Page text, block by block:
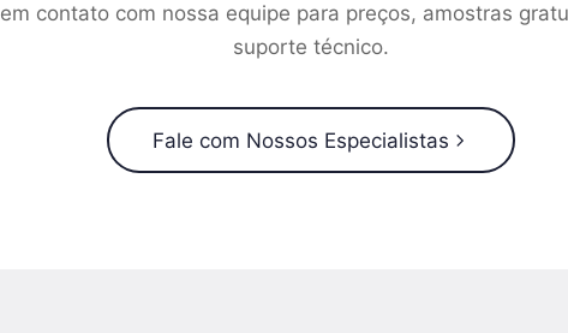
em contato com nossa equipe para preços, amostras
suporte técnico.
Fale com Nossos Especialistas